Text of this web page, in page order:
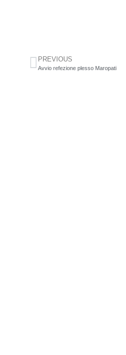
PREVIOUS
Avvio refezione plesso Maropati